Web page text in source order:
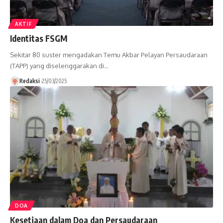
AKTIF
Identitas FSGM
Sekitar 80 suster mengadakan Temu Akbar Pelayan Persaudaraan
(TAPP) yang diselenggarakan di…
Redaksi 25/03/2025
DOA
Kesetiaan dalam Doa dan Persaudaraan